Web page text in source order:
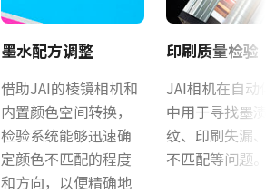
墨水配方调整
借助JAI的棱镜相机和
内置颜色空间转换，
检验系统能够迅速确
定颜色不匹配的程度
和方向，以便精确地
印刷质量检验
JAI相机在自动
中用于寻找墨渍
纹、印刷失漏、
不匹配等问题。